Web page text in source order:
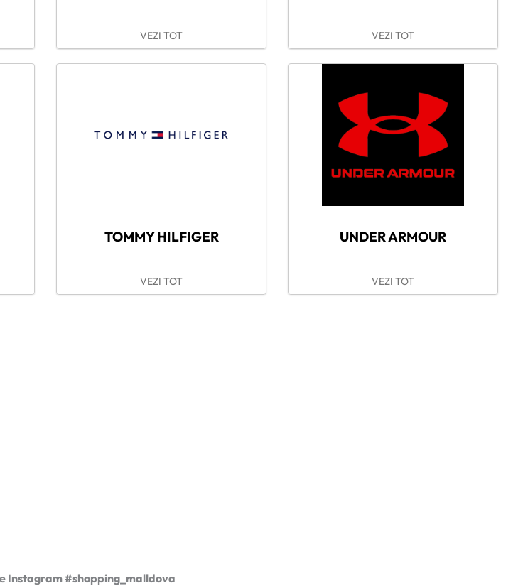
VEZI TOT VEZI TOT
TOMMY HILFIGER
VEZI TOT
UNDER ARMOUR
VEZI TOT
Instagram #shopping_malldova